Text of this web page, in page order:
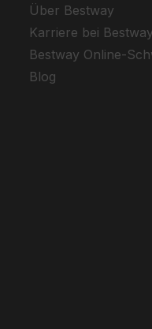
Über Bestway
Karriere bei Bestway
Bestway Online-
Blog